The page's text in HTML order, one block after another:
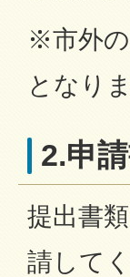
※市外
となりま
2.申
提出書
請して